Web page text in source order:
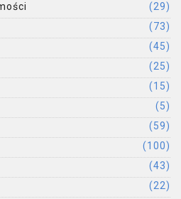
(29)
(73)
(45)
(25)
(15)
(5)
(59)
(100)
(43)
(22)